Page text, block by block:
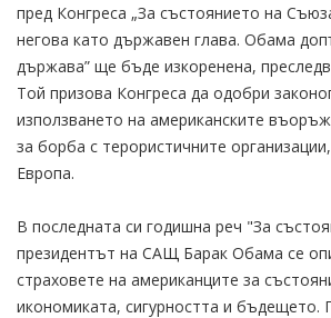
пред Конгреса „За състоянието на
негова като държавен глава. Обама
държава” ще бъде изкоренена,
Той призова Конгреса да одобри
използването на американските
за борба с терористичните
Европа.
В последната си годишна реч "За
президентът на САЩ Барак Обама се
страховете на американците за
икономиката, сигурността и бъдещето.